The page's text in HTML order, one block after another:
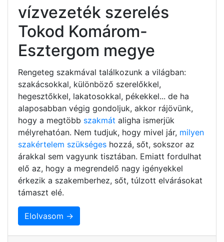
vízvezeték szerelés
Tokod Komárom-
Esztergom megye
Rengeteg szakmával találkozunk a világban:
szakácsokkal, különböző szerelőkkel,
hegesztőkkel, lakatosokkal, pékekkel... de ha
alaposabban végig gondoljuk, akkor rájövünk,
hogy a megtöbb szakmát aligha ismerjük
mélyrehatóan. Nem tudjuk, hogy mivel jár, milyen
szakértelem szükséges hozzá, sőt, sokszor az
árakkal sem vagyunk tisztában. Emiatt fordulhat
elő az, hogy a megrendelő nagy igényekkel
érkezik a szakemberhez, sőt, túlzott elvárásokat
támaszt elé.
Elolvasom →